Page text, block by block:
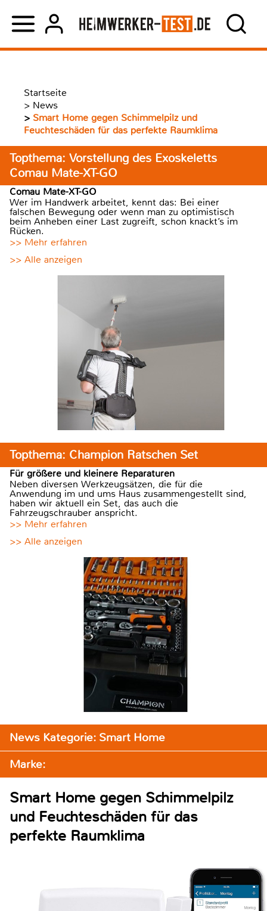
Startseite
> News
> Smart Home gegen Schimmelpilz und
Feuchteschäden für das perfekte Raumklima
Topthema: Vorstellung des Exoskeletts
Comau Mate-XT-GO
Comau Mate-XT-GO
Wer im Handwerk arbeitet, kennt das: Bei einer
falschen Bewegung oder wenn man zu optimistisch
beim Anheben einer Last zugreift, schon knackt’s im
Rücken.
>> Mehr erfahren
>> Alle anzeigen
Topthema: Champion Ratschen Set
Für größere und kleinere Reparaturen
Neben diversen Werkzeugsätzen, die für die
Anwendung im und ums Haus zusammengestellt sind,
haben wir aktuell ein Set, das auch die
Fahrzeugschrauber anspricht.
>> Mehr erfahren
>> Alle anzeigen
News Kategorie: Smart Home
Marke:
Smart Home gegen Schimmelpilz
und Feuchteschäden für das
perfekte Raumklima